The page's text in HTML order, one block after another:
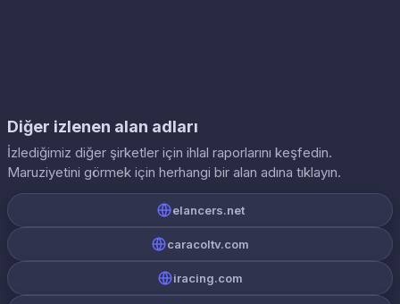
Diğer izlenen alan adları
İzlediğimiz diğer şirketler için ihlal raporlarını keşfedin.
Maruziyetini görmek için herhangi bir alan adına tıklayın.
elancers.net
caracoltv.com
iracing.com